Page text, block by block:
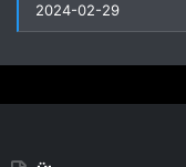
2024-02-29